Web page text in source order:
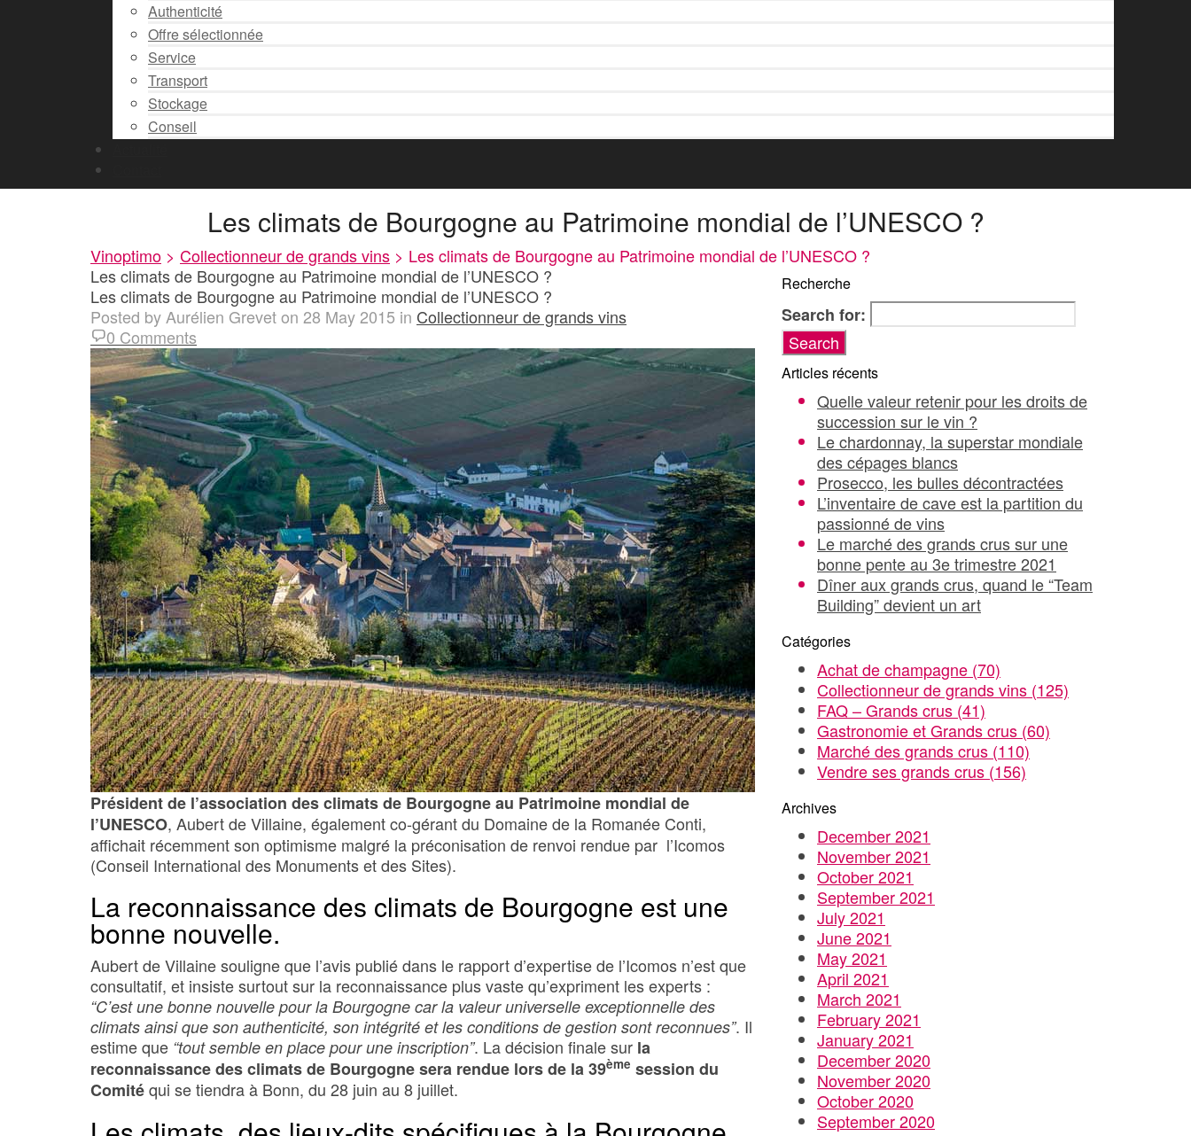
Authenticité
Offre sélectionnée
Service
Transport
Stockage
Conseil
Les climats de Bourgogne au Patrimoine mondial de l’UNESCO ?
Vinoptimo > Collectionneur de grands vins > Les climats de Bourgogne au Patrimoine mondial de l’UNESCO ?
Les climats de Bourgogne au Patrimoine mondial de l’UNESCO ?
Les climats de Bourgogne au Patrimoine mondial de l’UNESCO ?
Posted by Aurélien Greveton 28 May 2015 in Collectionneur de grands vins
0 Comments
Président de l’association des climats de Bourgogne au Patrimoine mondial de
l’UNESCO, Aubert de Villaine, également co-gérant du Domaine de la Romanée Conti,
affichait récemment son optimisme malgré la préconisation de renvoi rendue par l’Icomos
(Conseil International des Monuments et des Sites).
La reconnaissance des climats de Bourgogne est une
bonne nouvelle.
Aubert de Villaine souligne que l’avis publié dans le rapport d’expertise de l’Icomos n’est que
consultatif, et insiste surtout sur la reconnaissance plus vaste qu’expriment les experts :
“C’est une bonne nouvelle pour la Bourgogne car la valeur universelle exceptionnelle des
climats ainsi que son authenticité, son intégrité et les conditions de gestion sont reconnues”. Il
estime que “tout semble en place pour une inscription”. La décision finale sur la
reconnaissance des climats de Bourgogne sera rendue lors de la 39ème session du
Comitéqui se tiendra à Bonn, du 28 juin au 8 juillet.
Recherche
Search for:
Articles récents
Quelle valeur retenir pour les droits de
succession sur le vin ?
Le chardonnay, la superstar mondiale
des cépages blancs
Prosecco, les bulles décontractées
L’inventaire de cave est la partition du
passionné de vins
Le marché des grands crus sur une
bonne pente au 3e trimestre 2021
Dîner aux grands crus, quand le “Team
Building” devient un art
Catégories
Achat de champagne (70)
Collectionneur de grands vins (125)
FAQ – Grands crus (41)
Gastronomie et Grands crus (60)
Marché des grands crus (110)
Vendre ses grands crus (156)
Archives
December 2021
November 2021
October 2021
September 2021
July 2021
June 2021
May 2021
April 2021
March 2021
February 2021
January 2021
December 2020
November 2020
October 2020
September 2020